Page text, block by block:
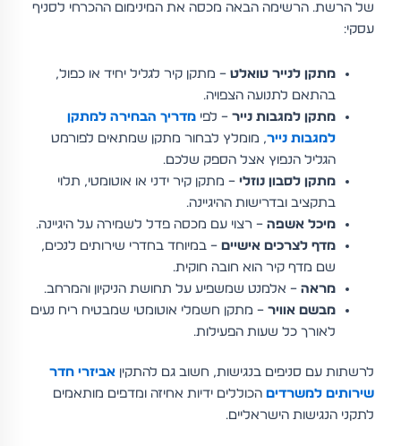
של הרשת. הרשימה הבאה מכסה את המינימום ההכרחי לסניף
עסקי:
מתקן לנייר טואלט – מתקן קיר לגליל יחיד או כפול,
בהתאם לתנועה הצפויה.
מתקן למגבות נייר – לפימדריך הבחירה למתקן
למגבות נייר, מומלץ לבחור מתקן שמתאים לפורמט
הגליל הנפוץ אצל הספק שלכם.
מתקן לסבון נוזלי – מתקן קיר ידני או אוטומטי, תלוי
בתקציב ובדרישות ההיגיינה.
מיכל אשפה – רצוי עם מכסה פדל לשמירה על היגיינה.
מדף לצרכים אישיים – במיוחד בחדרי שירותים לנכים,
שם מדף קיר הוא חובה חוקית.
מראה – אלמנט שמשפיע על תחושת הניקיון והמרחב.
מבשם אוויר – מתקן חשמלי אוטומטי שמבטיח ריח נעים
לאורך כל שעות הפעילות.
לרשתות עם סניפים בנגישות, חשוב גם להתקין אביזרי חדר
שירותים למשרדיםהכוללים ידיות אחיזה ומדפים מותאמים
לתקני הנגישות הישראליים.